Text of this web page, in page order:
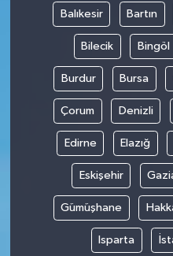
Balıkesir Bartın
Bilecik Bingöl
Burdur Bursa
Çorum Denizli
Edirne Elazığ
Eskişehir
Gümüşhane
Isparta